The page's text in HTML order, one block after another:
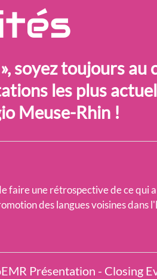
soyez toujours au
les plus
Meuse-Rhin !
faire une rétrospective de ce qui
des langues voisines dans
Présentation - Closing